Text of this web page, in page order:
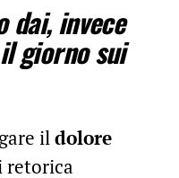
dai, invece
giorno sui
ildolore
retorica